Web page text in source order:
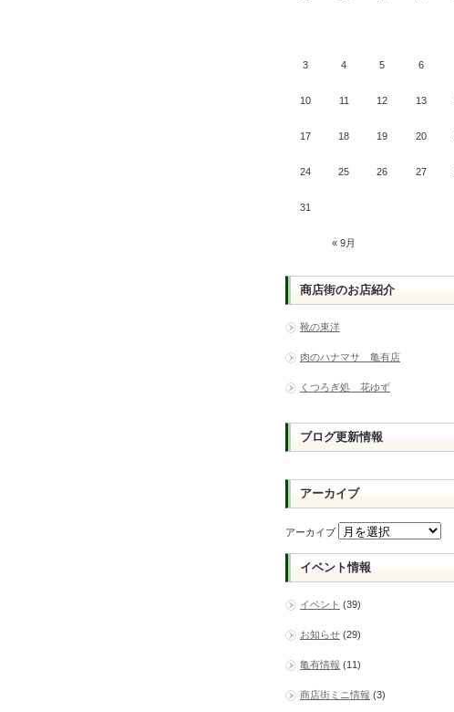
« 9月
3 4 5 6
10 11 12 13
17 18 19 20
24 25 26 27
31
商店街のお店紹介
靴の東洋
肉のハナマサ 亀有店
くつろぎ処 花ゆず
ブログ更新情報
アーカイブ
アーカイブ
イベント情報
イベント (39)
お知らせ (29)
亀有情報 (11)
商店街ミニ情報 (3)